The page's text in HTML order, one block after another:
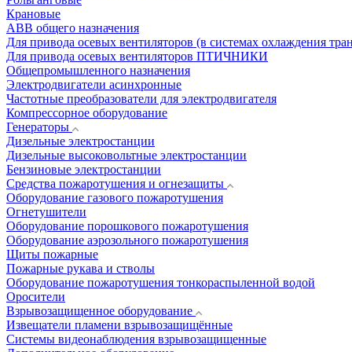
Крановые
АВВ общего назначения
Для привода осевых вентиляторов (в системах охлаждения
Для привода осевых вентиляторов ПТИЧНИКИ
Общепромышленного назначения
Электродвигатели асинхронные
Частотные преобразователи для электродвигателя
Компрессорное оборудование
Генераторы
Дизельные электростанции
Дизельные высоковольтные электростанции
Бензиновые электростанции
Средства пожаротушения и огнезащиты
Оборудование газового пожаротушения
Огнетушители
Оборудование порошкового пожаротушения
Оборудование аэрозольного пожаротушения
Щиты пожарные
Пожарные рукава и стволы
Оборудование пожаротушения тонкораспыленной водой
Оросители
Взрывозащищенное оборудование
Извещатели пламени взрывозащищённые
Системы видеонаблюдения взрывозащищенные